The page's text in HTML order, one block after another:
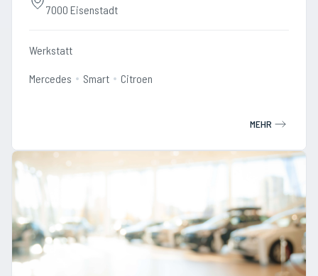
7000 Eisenstadt
Werkstatt
Mercedes Smart Citroen
MEHR